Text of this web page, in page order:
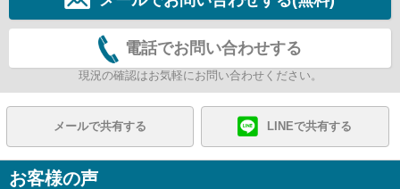
電話でお問い合わせする
現況の確認はお気軽にお問い合わせください。
メールで共有する LINEで共有する
お客様の声